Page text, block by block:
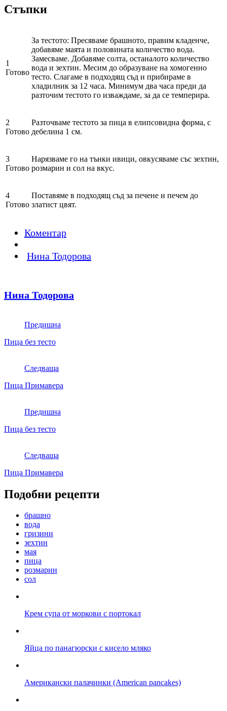
Стъпки
1
Готово
За тестото: Пресяваме брашното, правим кладенче,
добавяме маята и половината количество вода.
Замесваме. Добавяме солта, останалото количество
вода и зехтин. Месим до образуване на хомогенно
тесто. Слагаме в подходящ съд и прибираме в
хладилник за 12 часа. Минимум два часа преди да
разточим тестото го изваждаме, за да се темперира.
2
Готово
Разточваме тестото за пица в елипсовидна форма, с
дебелина 1 см.
3
Готово
Нарязваме го на тънки ивици, овкусяваме със зехтин,
розмарин и сол на вкус.
4
Готово
Поставяме в подходящ съд за печене и печем до
златист цвят.
Коментар
Нина Тодорова
Нина Тодорова
Предишна
Пица без тесто
Следваща
Пица Примавера
Предишна
Пица без тесто
Следваща
Пица Примавера
Подобни рецепти
брашно
вода
гризини
зехтин
мая
пица
розмарин
сол
Крем супа от моркови с портокал
Яйца по панагюрски с кисело мляко
Американски палачинки (American pancakes)